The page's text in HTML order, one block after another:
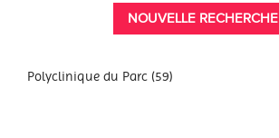
NOUVELLE RECHERCHE
Polyclinique du Parc (59)